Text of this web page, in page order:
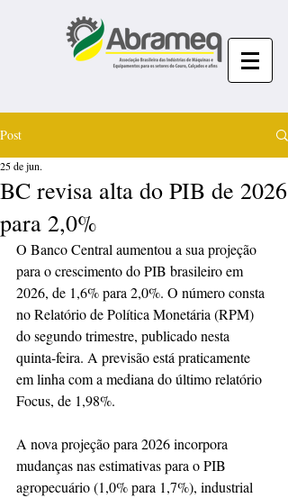
Post
BC revisa alta do PIB de 2026
para 2,0%
25 de jun.
O Banco Central aumentou a sua projeção
para o crescimento do PIB brasileiro em
2026, de 1,6% para 2,0%. O número consta
no Relatório de Política Monetária (RPM)
do segundo trimestre, publicado nesta
quinta-feira. A previsão está praticamente
em linha com a mediana do último relatório
Focus, de 1,98%.
A nova projeção para 2026 incorpora
mudanças nas estimativas para o PIB
agropecuário (1,0% para 1,7%), industrial